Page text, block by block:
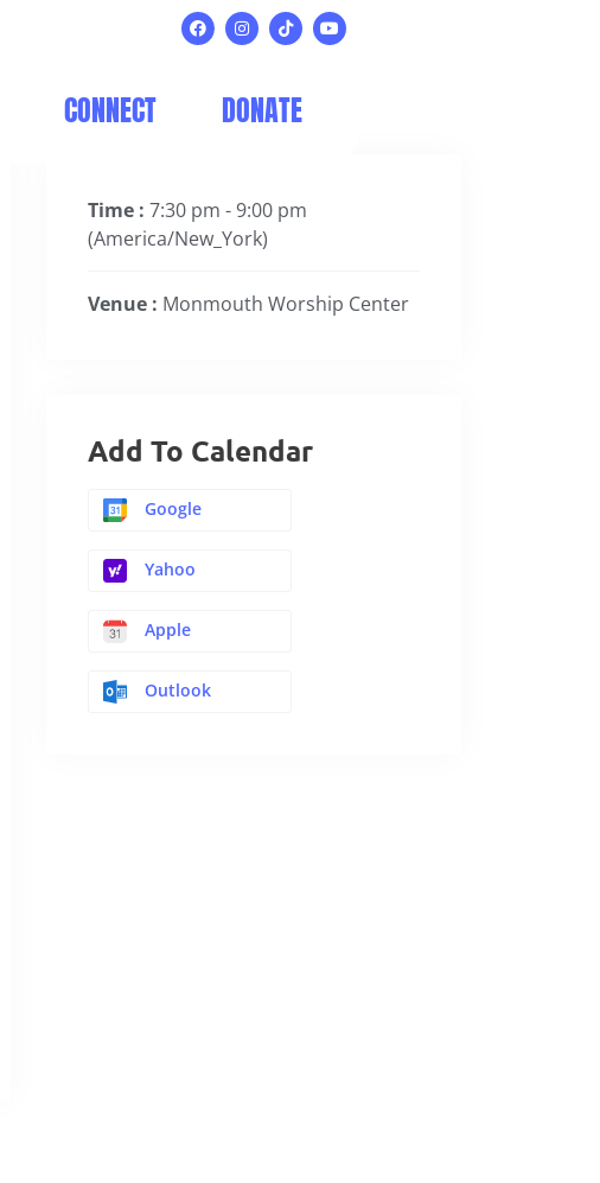
CONNECT DONATE
Time : 7:30 pm - 9:00 pm
(America/New_York)
Venue : Monmouth Worship Center
Add To Calendar
Google
Yahoo
Apple
Outlook